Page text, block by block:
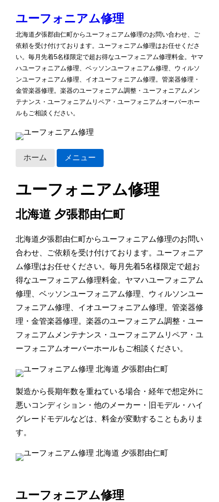
ユーフォニアム修理
北海道夕張郡由仁町からユーフォニアム修理のお問い合わせ、ご
依頼を受け付けております。ユーフォニアム修理はお任せくださ
い。毎月先着5名様限定で超お得なユーフォニアム修理料金。ヤマ
ハユーフォニアム修理、ベッソンユーフォニアム修理、ウィルソ
ンユーフォニアム修理、イオユーフォニアム修理。管楽器修理・
金管楽器修理。楽器のユーフォニアム調整・ユーフォニアムメン
テナンス・ユーフォニアムリペア・ユーフォニアムオーバーホー
ルもご相談ください。
ホーム メニュー
ユーフォニアム修理
北海道 夕張郡由仁町
北海道夕張郡由仁町からユーフォニアム修理のお問い
合わせ、ご依頼を受け付けております。ユーフォニア
ム修理はお任せください。毎月先着5名様限定で超お
得なユーフォニアム修理料金。ヤマハユーフォニアム
修理、ベッソンユーフォニアム修理、ウィルソンユー
フォニアム修理、イオユーフォニアム修理。管楽器修
理・金管楽器修理。楽器のユーフォニアム調整・ユー
フォニアムメンテナンス・ユーフォニアムリペア・ユ
ーフォニアムオーバーホールもご相談ください。
製造から長期年数を重ねている場合・経年で想定外に
悪いコンディション・他のメーカー・旧モデル・ハイ
グレードモデルなどは、料金が変動することもありま
す。
ユーフォニアム修理